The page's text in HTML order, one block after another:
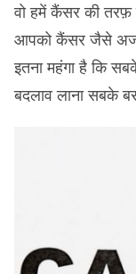
वो हमें कैंसर की तरफ़
आपको कैंसर जैसे
इतना महंगा है कि
बदलाव लाना सबके